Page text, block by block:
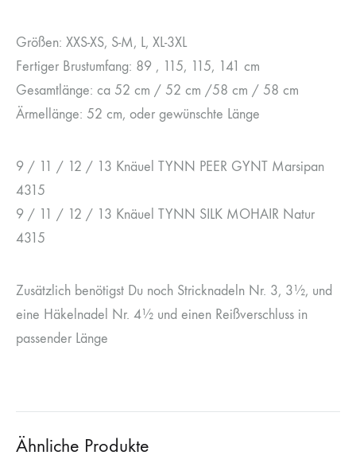
Größen: XXS-XS, S-M, L, XL-3XL
Fertiger Brustumfang: 89 , 115, 115, 141 cm
Gesamtlänge: ca 52 cm / 52 cm /58 cm / 58 cm
Ärmellänge: 52 cm, oder gewünschte Länge
9 / 11 / 12 / 13 Knäuel TYNN PEER GYNT Marsipan
4315
9 / 11 / 12 / 13 Knäuel TYNN SILK MOHAIR Natur
4315
Zusätzlich benötigst Du noch Stricknadeln Nr. 3, 3½, und
eine Häkelnadel Nr. 4½ und einen Reißverschluss in
passender Länge
Ähnliche Produkte